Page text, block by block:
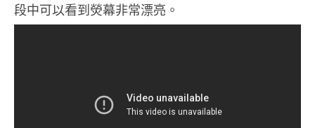
段中可以看到熒幕非常漂亮。